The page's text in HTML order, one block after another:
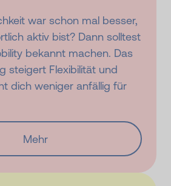
war schon mal besser,
aktiv bist? Dann solltest
bekannt machen. Das
steigert Flexibilität und
dich weniger anfällig für
Mehr